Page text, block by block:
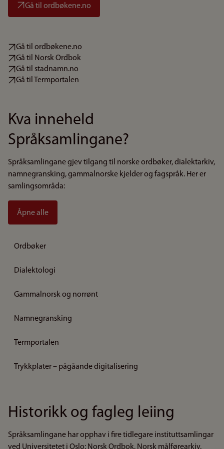
Gå til ordbøkene.no
Gå til ordbøkene.no
Gå til Norsk Ordbok
Gå til stadnamn.no
Gå til Termportalen
Kva inneheld
Språksamlingane?
Språksamlingane gjev tilgang til norske ordbøker, dialektarkiv,
namnegransking, gammalnorske kjelder og fagspråk. Her er
samlingsområda:
Åpne alle
Ordbøker
Dialektologi
Gammalnorsk og norrønt
Namnegransking
Termportalen
Trykkplater – pågåande digitalisering
Historikk og fagleg leiing
Språksamlingane har opphav i fire tidlegare instituttsamlingar
ved Universitetet i Oslo: Norsk Ordbok, Norsk målførearkiv,